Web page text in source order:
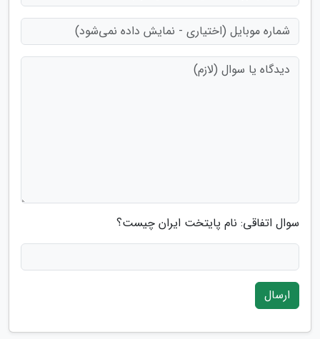
سوال اتفاقی: نام پایتخت ایران چیست؟
ارسال